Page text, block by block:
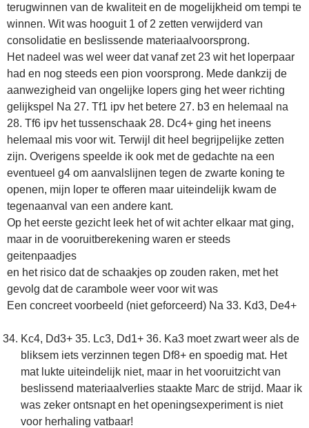
terugwinnen van de kwaliteit en de mogelijkheid om tempi te
winnen. Wit was hooguit 1 of 2 zetten verwijderd van
consolidatie en beslissende materiaalvoorsprong.
Het nadeel was wel weer dat vanaf zet 23 wit het loperpaar
had en nog steeds een pion voorsprong. Mede dankzij de
aanwezigheid van ongelijke lopers ging het weer richting
gelijkspel Na 27. Tf1 ipv het betere 27. b3 en helemaal na
28. Tf6 ipv het tussenschaak 28. Dc4+ ging het ineens
helemaal mis voor wit. Terwijl dit heel begrijpelijke zetten
zijn. Overigens speelde ik ook met de gedachte na een
eventueel g4 om aanvalslijnen tegen de zwarte koning te
openen, mijn loper te offeren maar uiteindelijk kwam de
tegenaanval van een andere kant.
Op het eerste gezicht leek het of wit achter elkaar mat ging,
maar in de vooruitberekening waren er steeds
geitenpaadjes
en het risico dat de schaakjes op zouden raken, met het
gevolg dat de carambole weer voor wit was
Een concreet voorbeeld (niet geforceerd) Na 33. Kd3, De4+
Kc4, Dd3+ 35. Lc3, Dd1+ 36. Ka3 moet zwart weer als de
bliksem iets verzinnen tegen Df8+ en spoedig mat. Het
mat lukte uiteindelijk niet, maar in het vooruitzicht van
beslissend materiaalverlies staakte Marc de strijd. Maar ik
was zeker ontsnapt en het openingsexperiment is niet
voor herhaling vatbaar!